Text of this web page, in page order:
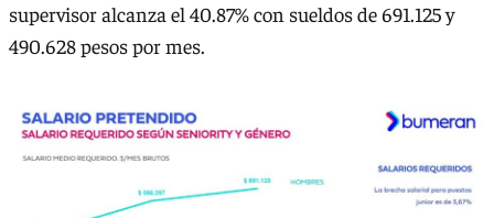
supervisor alcanza el 40.87% con sueldos de 691.125 y
490.628 pesos por mes.